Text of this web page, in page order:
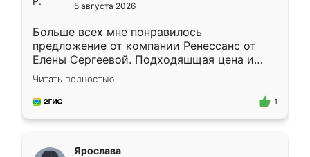
5 августа 2026
Больше всех мне понравилось
предложение от компании Ренессанс от
Елены Сергеевой. Подходяшщая цена и
короткие сроки изготовления. Приехавший
для замера сотрудник Владислав
предложил по моему эскизу самый
Читать полностью
1
Ярослава